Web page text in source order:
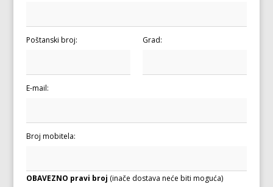
Poštanski broj: Grad:
E-mail:
Broj mobitela:
OBAVEZNO pravi broj (inače dostava neće biti moguća)